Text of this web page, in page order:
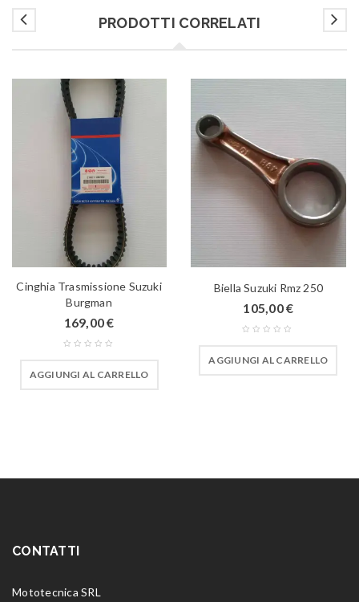
PRODOTTI CORRELATI
Cinghia Trasmissione Suzuki
Burgman
169,00€
AGGIUNGI AL CARRELLO
Biella Suzuki Rmz 250
105,00€
AGGIUNGI AL CARRELLO
CONTATTI
Mototecnica SRL